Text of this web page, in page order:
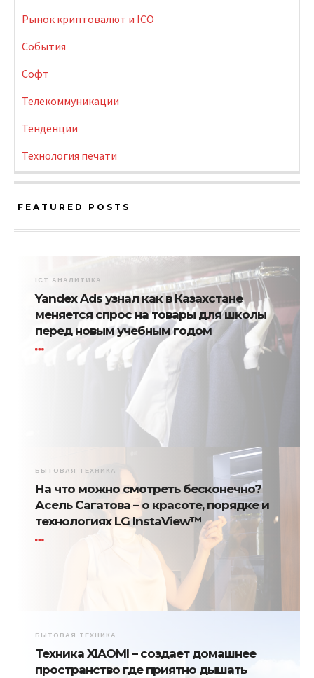
Рынок криптовалют и ICO
События
Софт
Телекоммуникации
Тенденции
Технология печати
FEATURED POSTS
ICT АНАЛИТИКА
Yandex Ads узнал как в Казахстане
меняется спрос на товары для школы
перед новым учебным годом
БЫТОВАЯ ТЕХНИКА
На что можно смотреть бесконечно?
Асель Сагатова – о красоте, порядке и
технологиях LG InstaView™
БЫТОВАЯ ТЕХНИКА
Техника XIAOMI – создает домашнее
пространство где приятно дышать